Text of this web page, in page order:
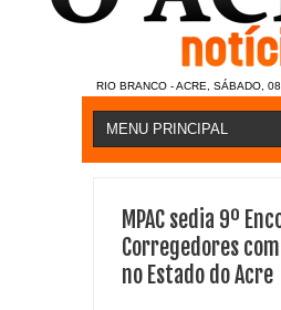
RIO BRANCO - ACRE, SÁBADO,
MPAC sedia 9º
Corregedores
no Estado do Acre